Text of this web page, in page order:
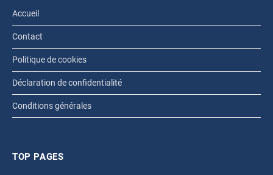
Accueil
Contact
Politique de cookies
Déclaration de confidentialité
Conditions générales
TOP PAGES